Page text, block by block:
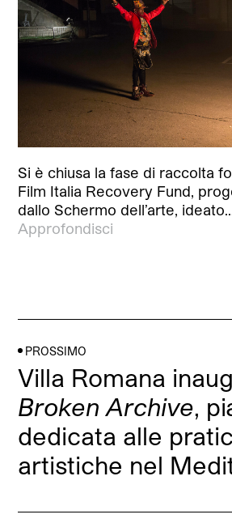
Si è chiusa la fase di raccolta
Film Italia Recovery Fund,
dallo Schermo dell’arte,
Approfondisci
PROSSIMO
Villa Romana
Broken Archive,
dedicata alle
artistiche nel